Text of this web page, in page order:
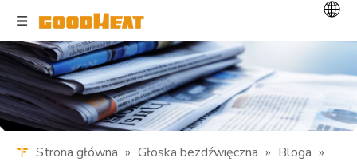
Strona główna » Głoska bezdźwięczna » Bloga »